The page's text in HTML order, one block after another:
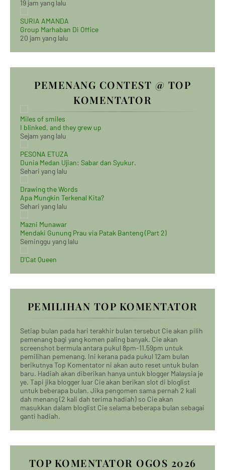
19 jam yang lalu
SURIA AMANDA
Group Marhaban Di Office
20 jam yang lalu
PEMENANG CONTEST @ TOP
KOMENTATOR
Miles of smiles
I blinked, and they grew up
Sejam yang lalu
PESONA ETUZA
Dunia Medan Ujian: Sabar dan Syukur.
Sehari yang lalu
Drawing the Words
Apa Mungkin Terkenal Kita?
Sehari yang lalu
Mazni Munawar
Mendaki Gunung Prau via Patak Banteng (Part 2)
Seminggu yang lalu
D'Cat Queen
PEMILIHAN TOP KOMENTATOR
Setiap bulan pada hari terakhir bulan tersebut Cie akan pilih
pemenang bagi yang komen paling banyak. Cie akan
screenshot bermula antara pukul 8pm-11.59pm untuk
pemilihan pemenang. Ini kerana pada pukul 12am bulan
berikutnya Top Komentator ni akan auto reset untuk bulan
baru. Hadiah akan diberikan hanya untuk blogger Malaysia je
ye. Tapi jika blogger luar Cie akan berikan slot di bloglist
untuk beberapa bulan. Jika pengomen sama pernah 2 kali
dah menang (2 kali dah terima hadiah) so Cie akan
masukkan dalam bloglist Cie selama beberapa bulan sebagai
ganti hadiah.
TOP KOMENTATOR OGOS 2026